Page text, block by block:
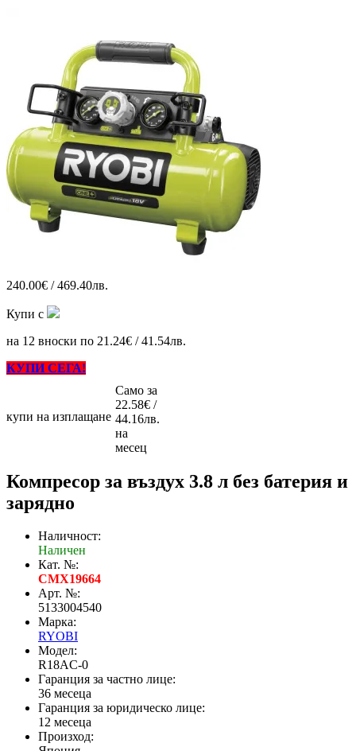
240.00€ / 469.40лв.
Купи с
на 12 вноски по 21.24€ / 41.54лв.
КУПИ СЕГА!
купи на изплащане
Само за
22.58€ /
44.16лв.
на
месец
Компресор за въздух 3.8 л без батерия и
зарядно
Наличност:
Наличен
Кат. №:
CMX19664
Арт. №:
5133004540
Марка:
RYOBI
Модел:
R18AC-0
Гаранция за частно лице:
36 месеца
Гаранция за юридическо лице:
12 месеца
Произход: